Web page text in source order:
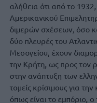
αλήθεια ότι από το
Αμερικανικού
διμερών σχέσεων, όσο
δύο πλευρές του
Μεσογείου, έχουν
την Κρήτη, ως προς τον
στην ανάπτυξη των
τομείς κρίσιμους για
όπως είναι το εμπόριο,